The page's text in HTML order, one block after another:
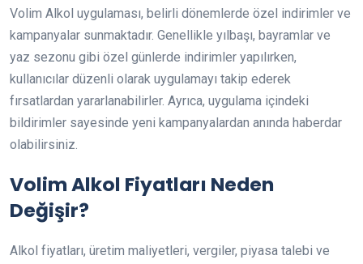
Volim Alkol uygulaması, belirli dönemlerde özel indirimler ve
kampanyalar sunmaktadır. Genellikle yılbaşı, bayramlar ve
yaz sezonu gibi özel günlerde indirimler yapılırken,
kullanıcılar düzenli olarak uygulamayı takip ederek
fırsatlardan yararlanabilirler. Ayrıca, uygulama içindeki
bildirimler sayesinde yeni kampanyalardan anında haberdar
olabilirsiniz.
Volim Alkol Fiyatları Neden
Değişir?
Alkol fiyatları, üretim maliyetleri, vergiler, piyasa talebi ve